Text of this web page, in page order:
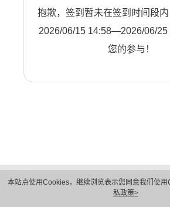
本站点使用Cookies，继续浏览表示您同意我们使用
私政策>
抱歉，签到暂未在签到时间段
2026/06/15 14:58—2026/06/25
您的参与！
隐私保护
法律声明